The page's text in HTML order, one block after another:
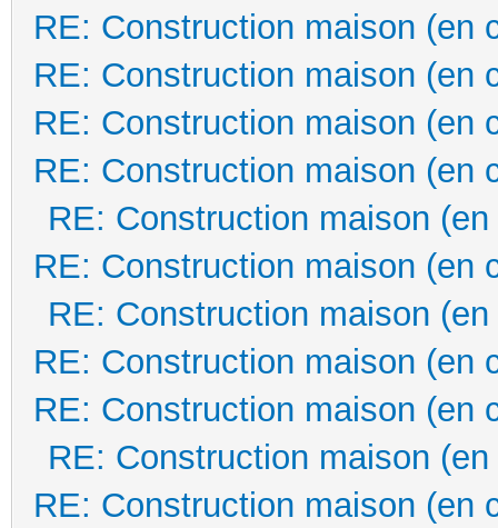
RE: Construction maison (en
RE: Construction maison (en
RE: Construction maison (en
RE: Construction maison (en
RE: Construction maison
RE: Construction maison (en
RE: Construction maison
RE: Construction maison (en
RE: Construction maison (en
RE: Construction maison
RE: Construction maison (en